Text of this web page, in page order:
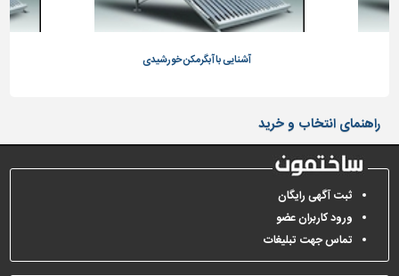
ابزار،یراق
محوطه
سازی
نما
ساخت
ساز
آشنایی با آبگرمکن خورشیدی
راهنمای انتخاب و خرید
ثبت آگهی رایگان
ورود کاربران عضو
تماس جهت تبلیغات